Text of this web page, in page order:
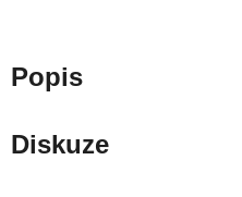
Popis
Diskuze